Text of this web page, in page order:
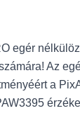
egér
Az
a